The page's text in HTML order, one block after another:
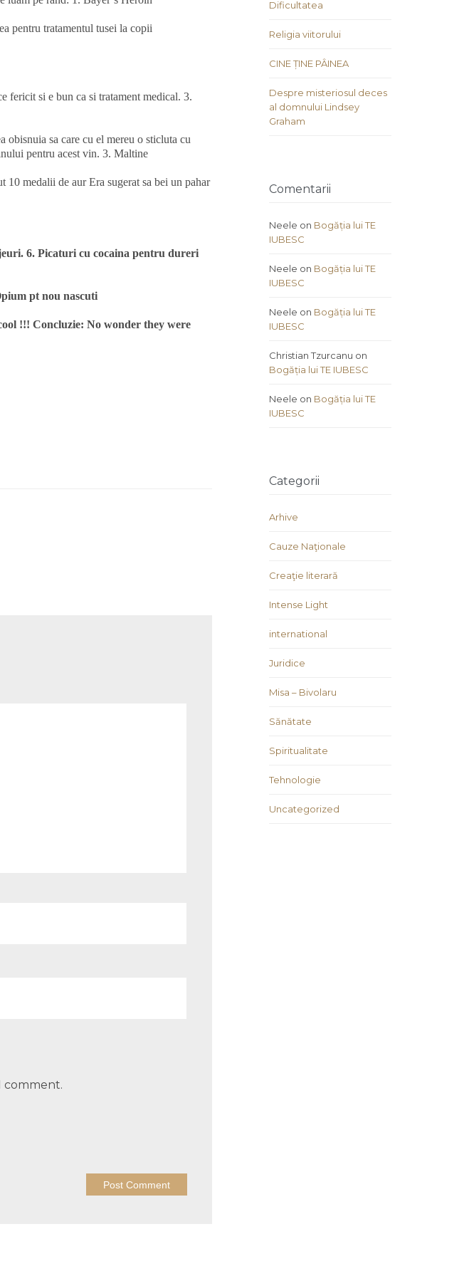
pentru tratamentul tusei la copii
fericit si e bun ca si tratament medical. 3.
sa care cu el mereu o sticluta cu
pentru acest vin. 3. Maltine
medalii de aur Era sugerat sa bei un pahar
6. Picaturi cu cocaina pentru dureri
pt nou nascuti
!!! Concluzie: No wonder they were
comment.
Dificultatea
Religia viitorului
CINE ȚINE PÂINEA
Despre misteriosul deces
al domnului Lindsey
Graham
Comentarii
Neele on Bogăția lui TE
IUBESC
Neele on Bogăția lui TE
IUBESC
Neele on Bogăția lui TE
IUBESC
Christian Tzurcanu on
Bogăția lui TE IUBESC
Neele on Bogăția lui TE
IUBESC
Categorii
Arhive
Cauze Naţionale
Creaţie literară
Intense Light
international
Juridice
Misa – Bivolaru
Sănătate
Spiritualitate
Tehnologie
Uncategorized